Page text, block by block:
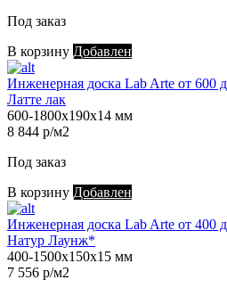
Под заказ
В корзину Добавлен
Инженерная доска Lab Arte от 600
Латте лак
600-1800х190х14 мм
8 844 р/м2
Под заказ
В корзину Добавлен
Инженерная доска Lab Arte от 400
Натур Лаунж*
400-1500х150х15 мм
7 556 р/м2